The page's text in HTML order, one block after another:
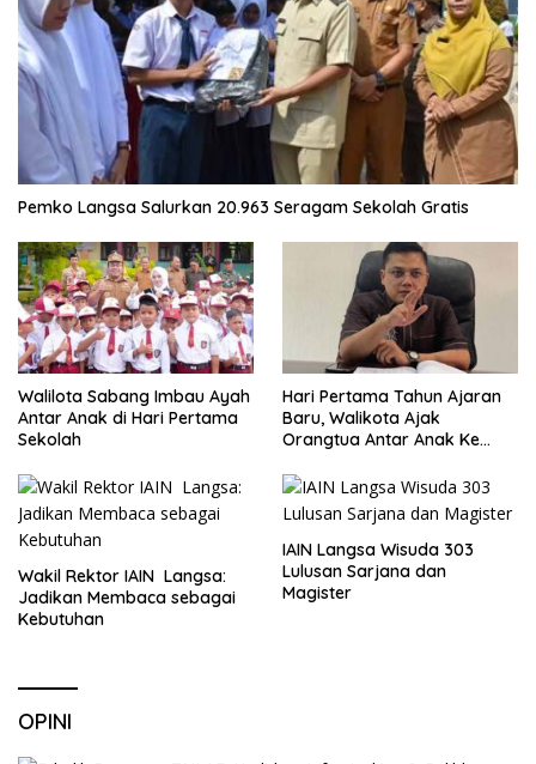
Pemko Langsa Salurkan 20.963 Seragam Sekolah Gratis
Walilota Sabang Imbau Ayah
Antar Anak di Hari Pertama
Sekolah
Hari Pertama Tahun Ajaran
Baru, Walikota Ajak
Orangtua Antar Anak Ke
Wakil Rektor IAIN Langsa:
Jadikan Membaca sebagai
Kebutuhan
IAIN Langsa Wisuda 303
Lulusan Sarjana dan
Magister
OPINI